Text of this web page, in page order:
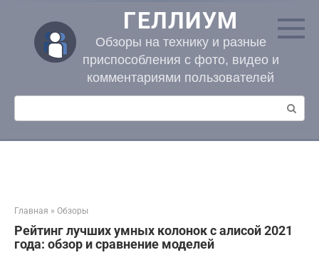
контенту
ГЕЛЛИУМ
Обзоры на технику и разные
приспособления с фото, видео и
комментариями пользователей
Поиск:
Главная » Обзоры
Рейтинг лучших умных колонок с алисой 2021
года: обзор и сравнение моделей